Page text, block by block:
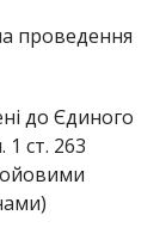
проведення
до Єдиного
1 ст. 263